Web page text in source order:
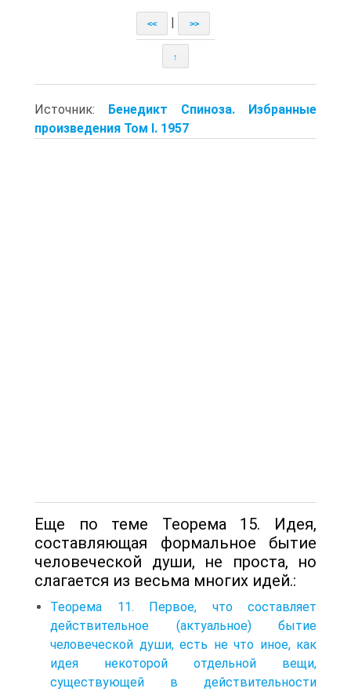
<< >>
↑
Источник: Бенедикт Спиноза. Избранные
произведения Том I. 1957
Еще по теме Теорема 15. Идея,
составляющая формальное бытие
человеческой души, не проста, но
слагается из весьма многих идей.:
Теорема 11. Первое, что составляет
действительное (актуальное) бытие
человеческой души, есть не что иное, как
идея некоторой отдельной вещи,
существующей в действительности